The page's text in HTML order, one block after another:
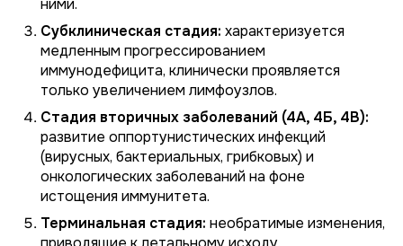
ними.
Субклиническая стадия: характеризуется
медленным прогрессированием
иммунодефицита, клинически проявляется
только увеличением лимфоузлов.
Стадия вторичных заболеваний (4А, 4Б, 4В):
развитие оппортунистических инфекций
(вирусных, бактериальных, грибковых) и
онкологических заболеваний на фоне
истощения иммунитета.
Терминальная стадия: необратимые изменения,